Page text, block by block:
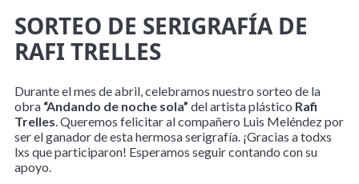
SORTEO DE SERIGRAFÍA DE
RAFI TRELLES
Durante el mes de abril, celebramos nuestro sorteo de la
obra “Andando de noche sola” del artista plástico Rafi
Trelles. Queremos felicitar al compañero Luis Meléndez por
ser el ganador de esta hermosa serigrafía. ¡Gracias a todxs
lxs que participaron! Esperamos seguir contando con su
apoyo.